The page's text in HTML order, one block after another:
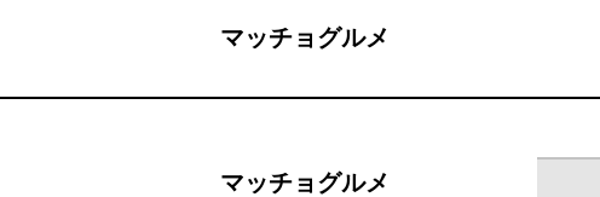
マッチョグルメ
マッチョグルメ